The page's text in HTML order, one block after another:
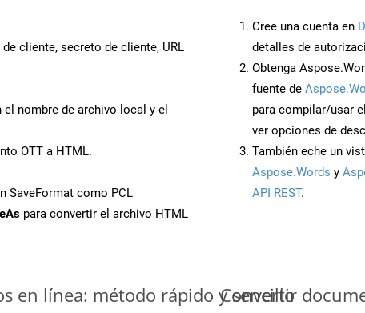
cliente, secreto de cliente, URL
el nombre de archivo local y el
OTT a HTML.
SaveFormat como PCL
para convertir el archivo HTML
Cree una cuenta en
detalles de
Obtenga
fuente de
para compilar/usar
ver opciones de
También eche un
Aspose.Words y
API REST.
en línea: método rápido y sencillo
Convertir